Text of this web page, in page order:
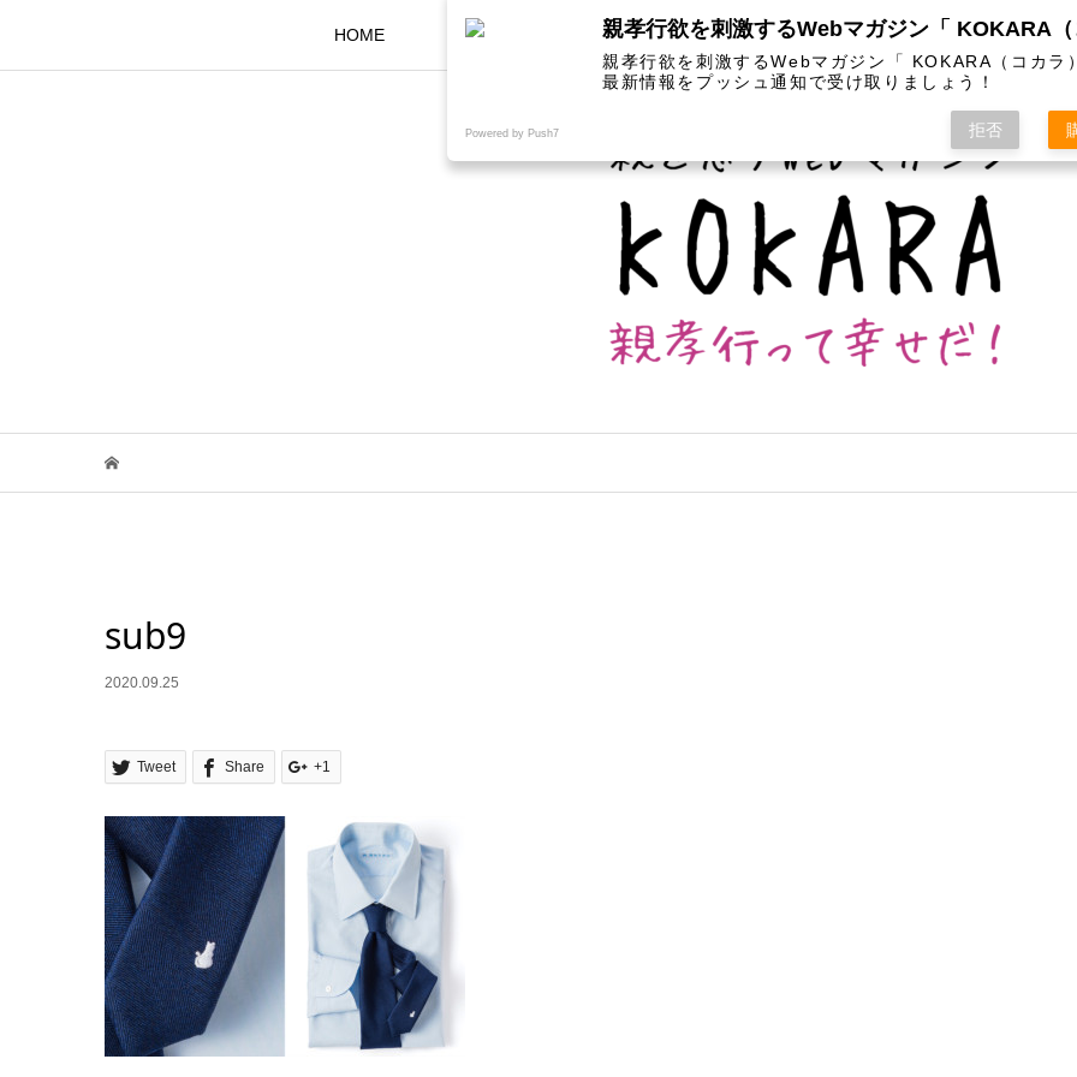
HOME KOKARAとは カテゴリー インスタグラム お問い合わせ
sub9
2020.09.25
Tweet Share +1
親孝行欲を刺激するWebマガジン「 KOKARA（コカラ
最新情報をプッシュ通知で受け取りましょう！
Powered by Push7 拒否